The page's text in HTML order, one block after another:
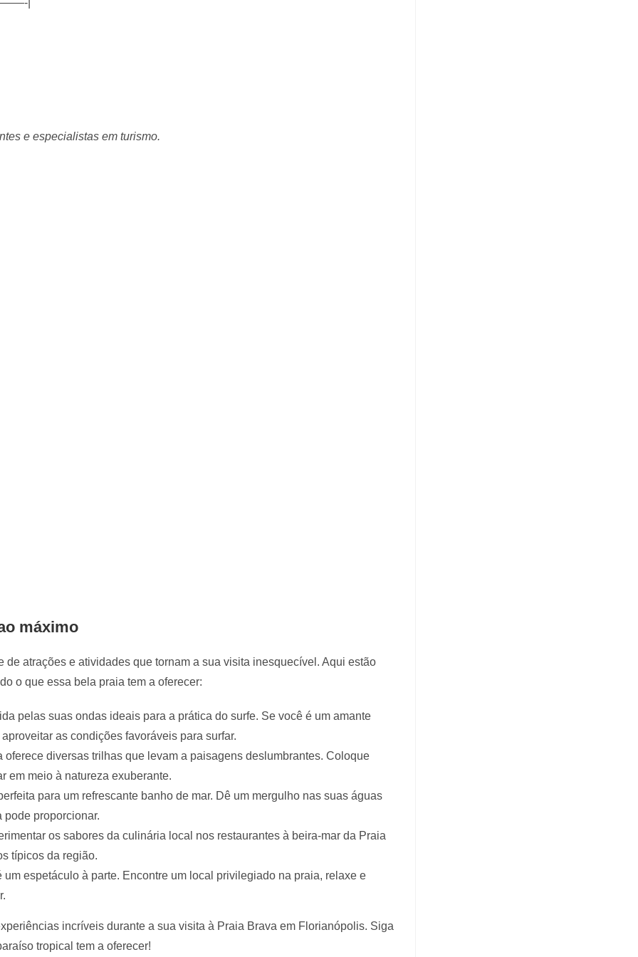
|
e especialistas em turismo.
máximo
atrações e atividades que tornam a sua visita inesquecível. Aqui estão
o que essa bela praia tem a oferecer:
pelas suas ondas ideais para a prática do surfe. Se você é um amante
as condições favoráveis para surfar.
diversas trilhas que levam a paisagens deslumbrantes. Coloque
em meio à natureza exuberante.
para um refrescante banho de mar. Dê um mergulho nas suas águas
pode proporcionar.
os sabores da culinária local nos restaurantes à beira-mar da Praia
típicos da região.
espetáculo à parte. Encontre um local privilegiado na praia, relaxe e
incríveis durante a sua visita à Praia Brava em Florianópolis. Siga
tropical tem a oferecer!